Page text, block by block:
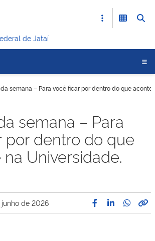
de Jataí
da semana – Para você ficar por dentro do que
semana – Para
por dentro do que
Universidade.
junho de 2026